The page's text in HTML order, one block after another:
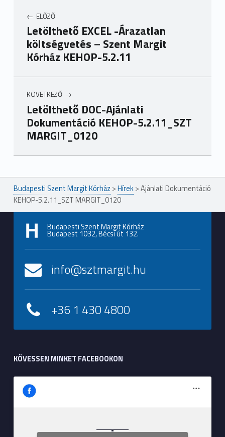
ELŐZŐ
Letölthető EXCEL -Árazatlan
költségvetés – Szent Margit
Kórház KEHOP-5.2.11
KÖVETKEZŐ
Letölthető DOC-Ajánlati
Dokumentáció KEHOP-5.2.11_SZT
MARGIT_0120
Ugrás a főmenühöz
Budapesti Szent Margit Kórház >Hírek>Ajánlati Dokumentáció
KEHOP-5.2.11_SZT MARGIT_0120
Budapesti Szent Margit Kórház
Budapest 1032, Bécsi út 132.
info@sztmargit.hu
+36 1 430 4800
KÖVESSEN MINKET FACEBOOKON